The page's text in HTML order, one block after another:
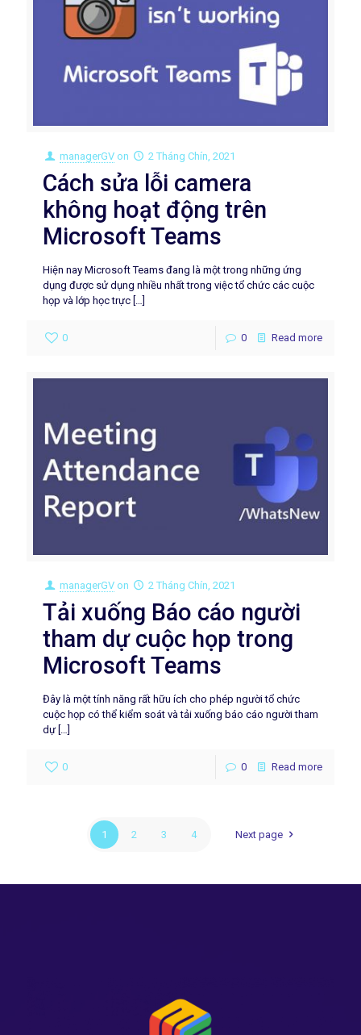
managerGV on 2 Tháng Chín, 2021
Cách sửa lỗi camera
không hoạt động trên
Microsoft Teams
Hiện nay Microsoft Teams đang là một trong những ứng
dụng được sử dụng nhiều nhất trong việc tổ chức các cuộc
họp và lớp học trực […]
0 0 Read more
managerGV on 2 Tháng Chín, 2021
Tải xuống Báo cáo người
tham dự cuộc họp trong
Microsoft Teams
Đây là một tính năng rất hữu ích cho phép người tổ chức
cuộc họp có thể kiểm soát và tải xuống báo cáo người tham
dự […]
0 0 Read more
1 2 3 4 Next page